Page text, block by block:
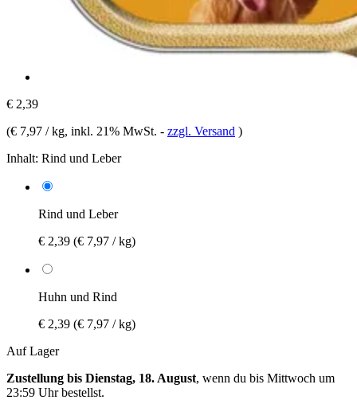
€ 2,39
(€ 7,97 / kg, inkl. 21% MwSt. - zzgl. Versand )
Inhalt: Rind und Leber
Rind und Leber
€ 2,39 (€ 7,97 / kg)
Huhn und Rind
€ 2,39 (€ 7,97 / kg)
Auf Lager
Zustellung bis Dienstag, 18. August, wenn du bis Mittwoch um
23:59 Uhrbestellst.